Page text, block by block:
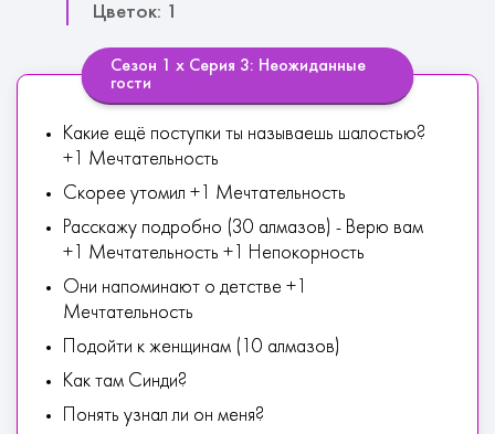
Цветок: 1
Сезон 1 х Серия 3: Неожиданные
гости
Какие ещё поступки ты называешь шалостью?
+1 Мечтательность
Скорее утомил +1 Мечтательность
Расскажу подробно (30 алмазов) - Верю вам
+1 Мечтательность +1 Непокорность
Они напоминают о детстве +1
Мечтательность
Подойти к женщинам (10 алмазов)
Как там Синди?
Понять узнал ли он меня?